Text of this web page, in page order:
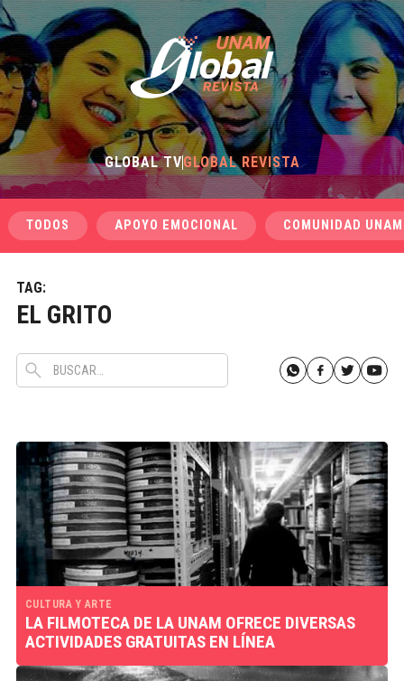
GLOBAL TVGLOBAL REVISTA
TODOS APOYO EMOCIONAL COMUNIDAD UNAM
TAG:
EL GRITO
CULTURA Y ARTE
LA FILMOTECA DE LA UNAM OFRECE DIVERSAS
ACTIVIDADES GRATUITAS EN LÍNEA